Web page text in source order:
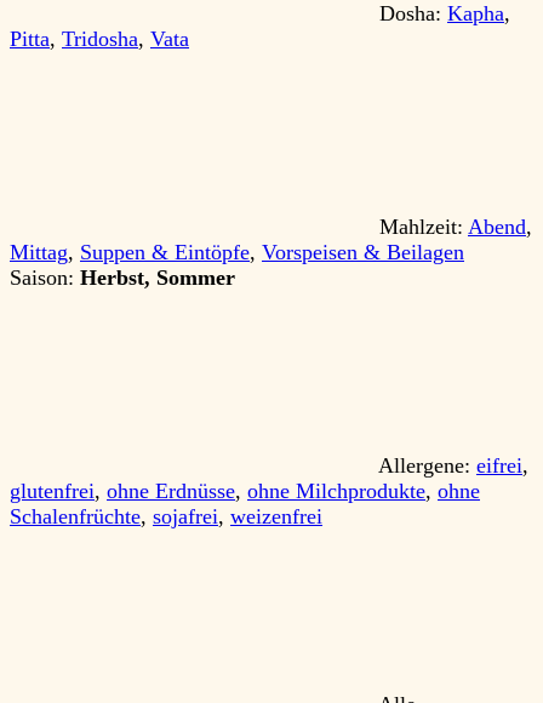
Dosha: Kapha,
Pitta, Tridosha, Vata
Mahlzeit: Abend,
Mittag, Suppen & Eintöpfe, Vorspeisen & Beilagen
Saison: Herbst, Sommer
Allergene: eifrei,
glutenfrei, ohne Erdnüsse, ohne Milchprodukte, ohne
Schalenfrüchte, sojafrei, weizenfrei